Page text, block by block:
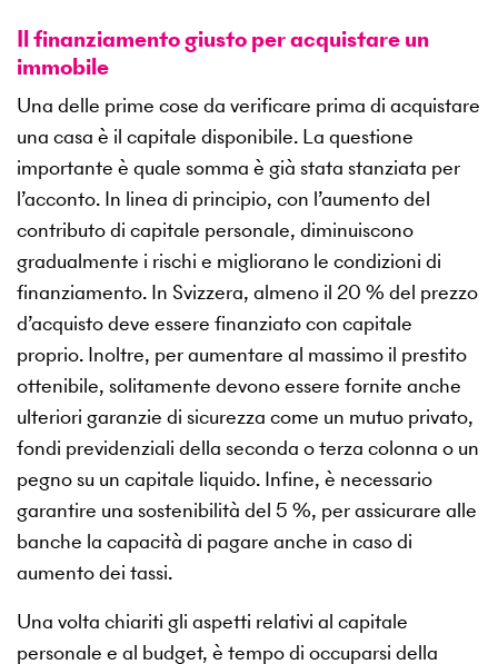
Il finanziamento giusto per acquistare un
immobile
Una delle prime cose da verificare prima di acquistare
una casa è il capitale disponibile. La questione
importante è quale somma è già stata stanziata per
l’acconto. In linea di principio, con l’aumento del
contributo di capitale personale, diminuiscono
gradualmente i rischi e migliorano le condizioni di
finanziamento. In Svizzera, almeno il 20 % del prezzo
d’acquisto deve essere finanziato con capitale
proprio. Inoltre, per aumentare al massimo il prestito
ottenibile, solitamente devono essere fornite anche
ulteriori garanzie di sicurezza come un mutuo privato,
fondi previdenziali della seconda o terza colonna o un
pegno su un capitale liquido. Infine, è necessario
garantire una sostenibilità del 5 %, per assicurare alle
banche la capacità di pagare anche in caso di
aumento dei tassi.
Una volta chiariti gli aspetti relativi al capitale
personale e al budget, è tempo di occuparsi della